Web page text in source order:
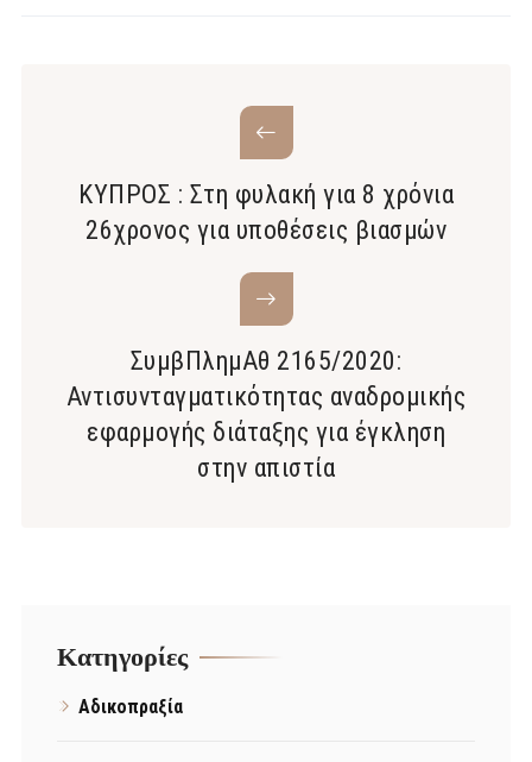
ΚΥΠΡΟΣ : Στη φυλακή για 8 χρόνια
26χρονος για υποθέσεις βιασμών
ΣυμβΠλημΑθ 2165/2020:
Αντισυνταγματικότητας αναδρομικής
εφαρμογής διάταξης για έγκληση
στην απιστία
Kατηγορίες
Αδικοπραξία